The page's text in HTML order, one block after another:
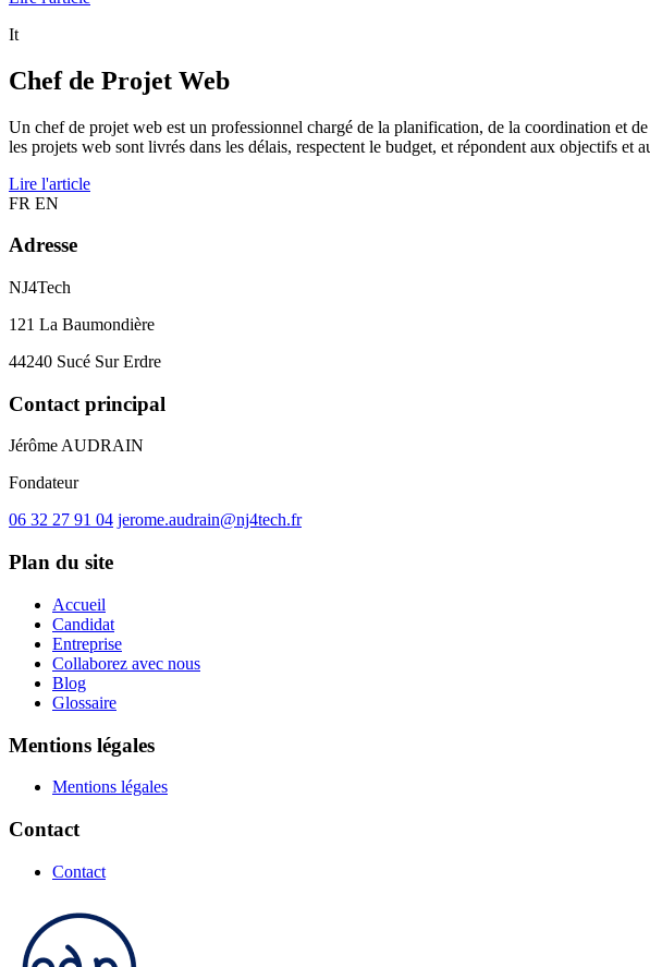
It
Chef de Projet Web
Un chef de projet web est un professionnel chargé de la planification, de la coordination et
les projets web sont livrés dans les délais, respectent le budget, et répondent aux objectifs et
Lire l'article
FR EN
Adresse
NJ4Tech
121 La Baumondière
44240 Sucé Sur Erdre
Contact principal
Jérôme AUDRAIN
Fondateur
06 32 27 91 04 jerome.audrain@nj4tech.fr
Plan du site
Accueil
Candidat
Entreprise
Collaborez avec nous
Blog
Glossaire
Mentions légales
Mentions légales
Contact
Contact